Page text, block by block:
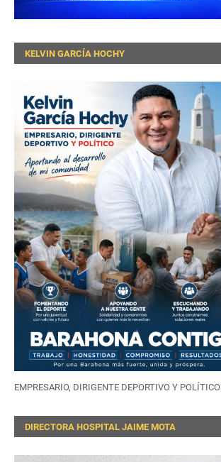
KELVIN GARCÍA HOCHY
EMPRESARIO, DIRIGENTE DEPORTIVO Y POLÍTICO
DIRECTORA HOSPITAL JAIME MOTA